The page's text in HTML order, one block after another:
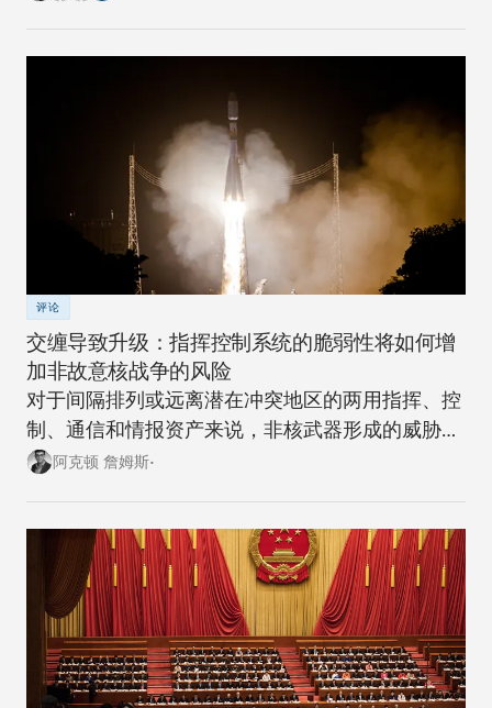
评论
交缠导致升级：指挥控制系统的脆弱性将如何增
加非故意核战争的风险
对于间隔排列或远离潜在冲突地区的两用指挥、控
制、通信和情报资产来说，非核武器形成的威胁越
来越大。
阿克顿 詹姆斯•